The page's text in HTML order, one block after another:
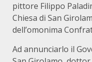
pittore Filippo
Chiesa di San
dell’omonima
Ad annunciarlo il